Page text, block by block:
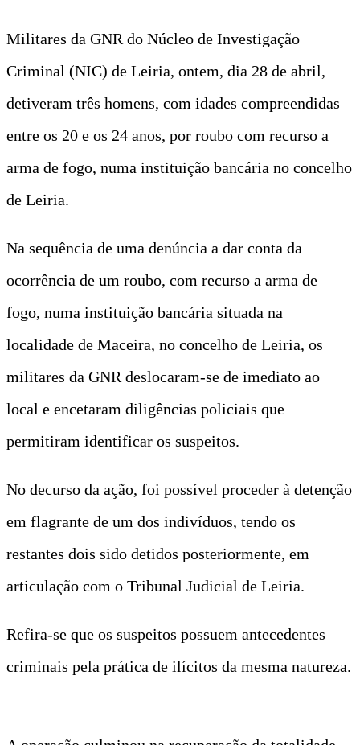
Militares da GNR do Núcleo de Investigação
Criminal (NIC) de Leiria, ontem, dia 28 de abril,
detiveram três homens, com idades compreendidas
entre os 20 e os 24 anos, por roubo com recurso a
arma de fogo, numa instituição bancária no concelho
de Leiria.
Na sequência de uma denúncia a dar conta da
ocorrência de um roubo, com recurso a arma de
fogo, numa instituição bancária situada na
localidade de Maceira, no concelho de Leiria, os
militares da GNR deslocaram-se de imediato ao
local e encetaram diligências policiais que
permitiram identificar os suspeitos.
No decurso da ação, foi possível proceder à detenção
em flagrante de um dos indivíduos, tendo os
restantes dois sido detidos posteriormente, em
articulação com o Tribunal Judicial de Leiria.
Refira-se que os suspeitos possuem antecedentes
criminais pela prática de ilícitos da mesma natureza.